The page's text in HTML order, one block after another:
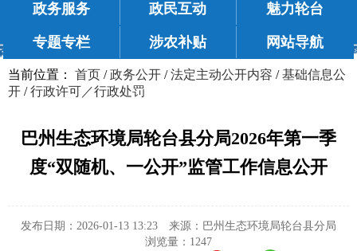
政务服务 政民互动 魅力轮台
专题专栏 涉农补贴 网站导航
当前位置： 首页 /政务公开 /法定主动公开内容 /基础信息公
开 /行政许可／行政处罚
巴州生态环境局轮台县分局2026年第一季
度“双随机、一公开”监管工作信息公开
发布日期：2026-01-13 13:23
来源：巴州生态环境局轮台县分局
浏览量： 1247